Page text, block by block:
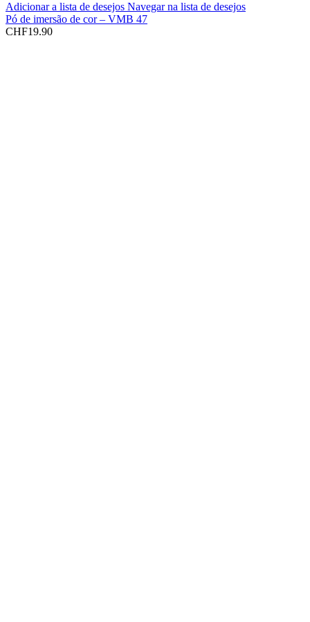
Adicionar a lista de desejos Navegar na lista de desejos
Pó de imersão de cor – VMB 47
CHF19.90